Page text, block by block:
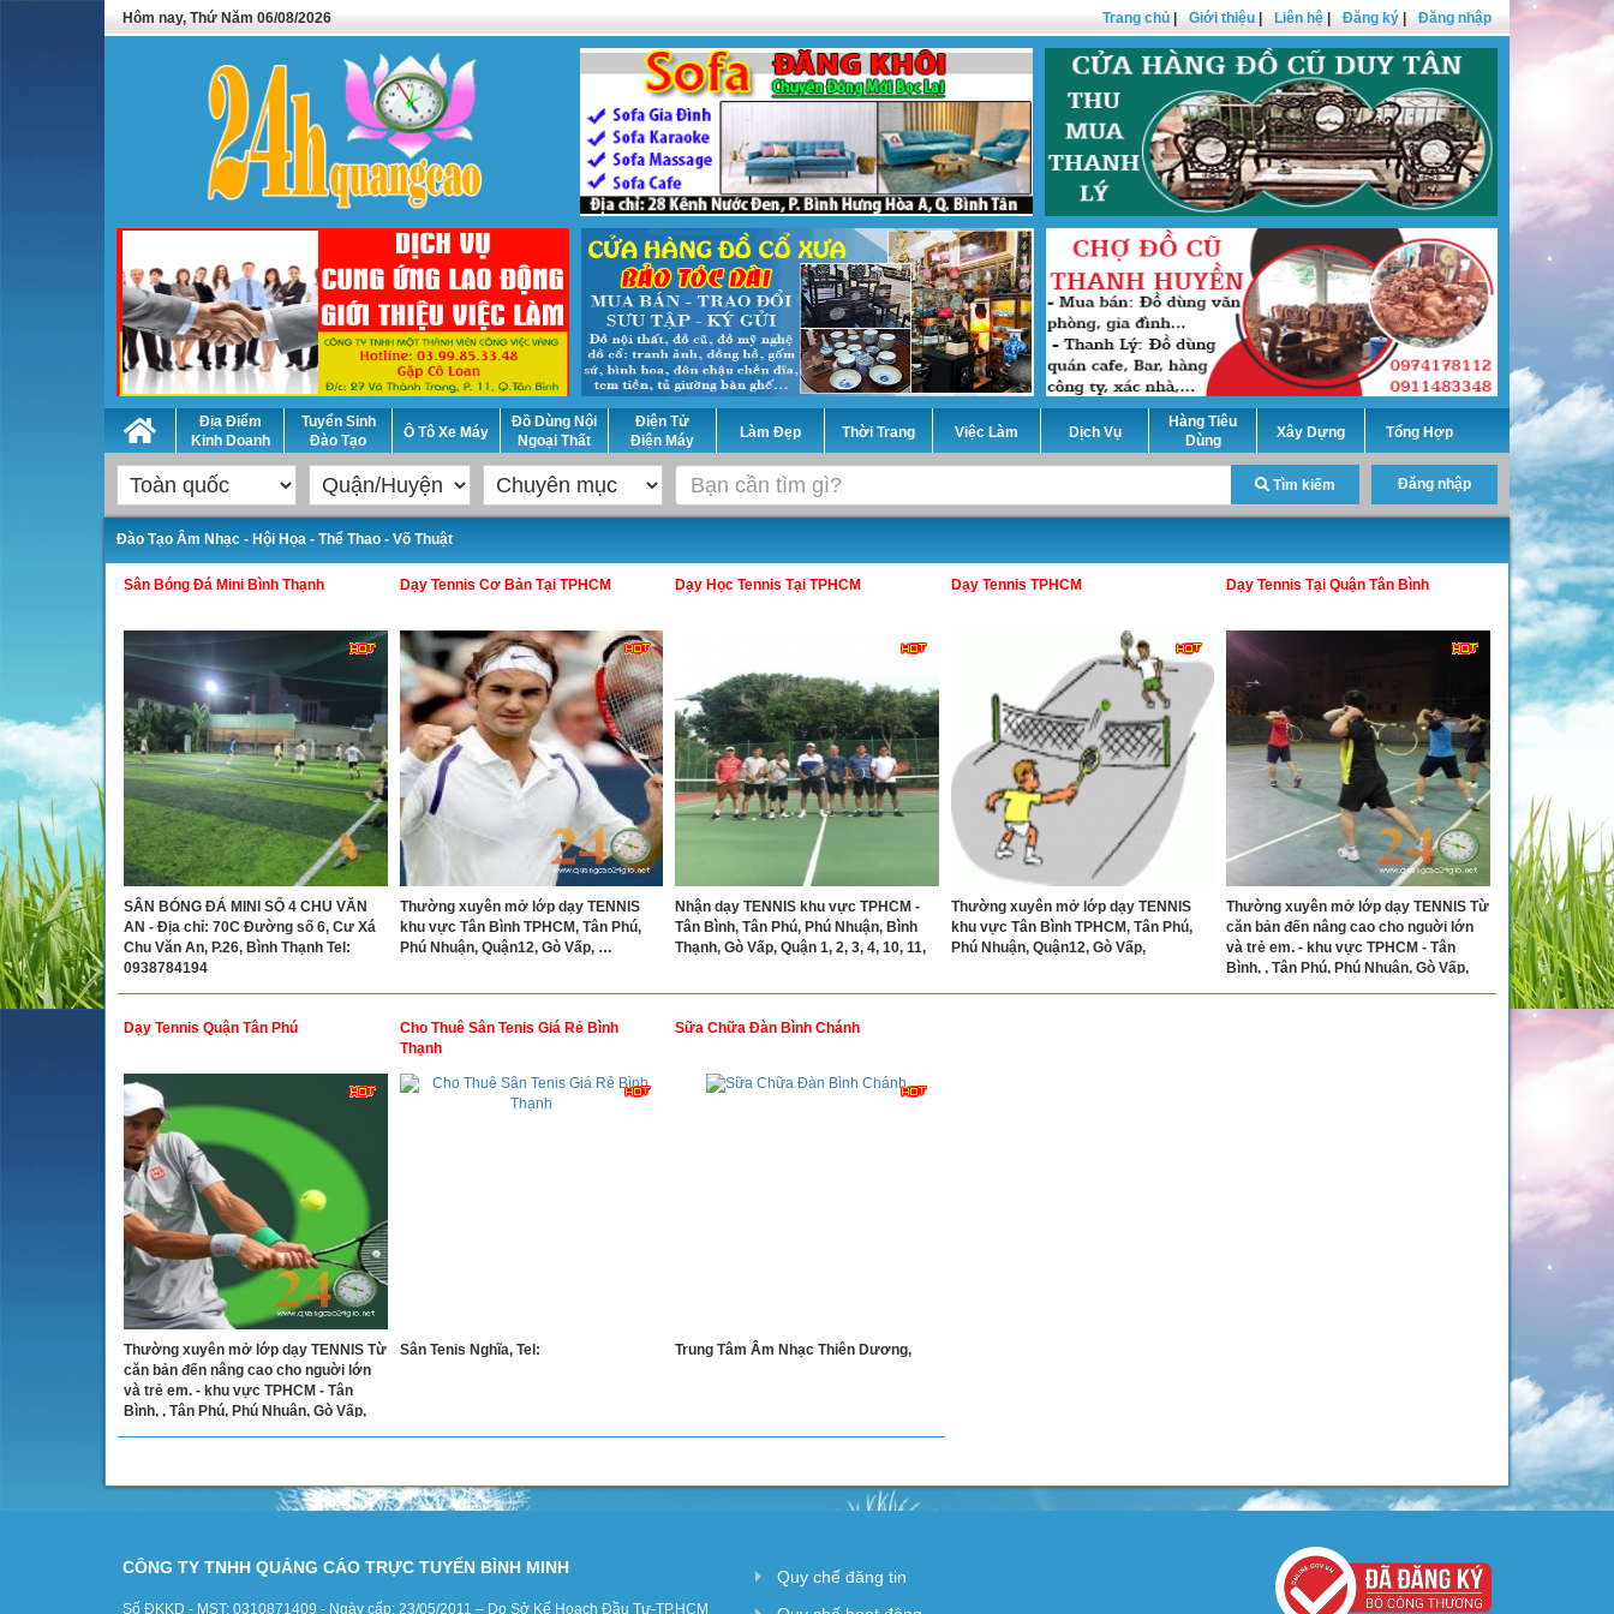
Hôm nay, Thứ Năm 06/08/2026 Trang chủ Giới thiệu Liên hệ Đăng ký Đăng nhập
Địa Điểm
Kinh Doanh
Tuyển Sinh
Đào Tạo
Ô Tô Xe Máy
Đồ Dùng Nội
Ngoại Thất
Điện Tử
Điện Máy
Làm Đẹp Thời Trang Việc Làm Dịch Vụ
Hàng Tiêu
Dùng
Xây Dựng Tổng Hợp
Tìm kiếm Đăng nhập
Đào Tạo Âm Nhạc - Hội Họa - Thể Thao - Võ Thuật
Sân Bóng Đá Mini Bình Thạnh
SÂN BÓNG ĐÁ MINI SỐ 4 CHU VĂN
AN - Địa chỉ: 70C Đường số 6, Cư Xá
Chu Văn An, P.26, Bình Thạnh Tel:
0938784194
Dạy Tennis Cơ Bản Tại TPHCM
Thường xuyên mở lớp dạy TENNIS
khu vực Tân Bình TPHCM, Tân Phú,
Phú Nhuận, Quận12, Gò Vấp, …
Dạy Học Tennis Tại TPHCM
Nhận dạy TENNIS khu vực TPHCM -
Tân Bình, Tân Phú, Phú Nhuận, Bình
Thạnh, Gò Vấp, Quận 1, 2, 3, 4, 10, 11,
Dạy Tennis TPHCM
Thường xuyên mở lớp dạy TENNIS
khu vực Tân Bình TPHCM, Tân Phú,
Phú Nhuận, Quận12, Gò Vấp,
Dạy Tennis Tại Quận Tân Bình
Thường xuyên mở lớp dạy TENNIS Từ
căn bản đến nâng cao cho nguời lớn
và trẻ em. - khu vực TPHCM - Tân
Bình, , Tân Phú, Phú Nhuận, Gò Vấp,
Dạy Tennis Quận Tân Phú
Thường xuyên mở lớp dạy TENNIS Từ
căn bản đến nâng cao cho nguời lớn
và trẻ em. - khu vực TPHCM - Tân
Bình, , Tân Phú, Phú Nhuận, Gò Vấp,
Cho Thuê Sân Tenis Giá Rẻ Bình
Thạnh
Sân Tenis Nghĩa, Tel:
Sữa Chữa Đàn Bình Chánh
Trung Tâm Âm Nhạc Thiên Dương,
CÔNG TY TNHH QUẢNG CÁO TRỰC TUYẾN BÌNH MINH
Số ĐKKD - MST: 0310871409 - Ngày cấp: 23/05/2011 – Do Sở Kế Hoạch Đầu Tư-TP.HCM
Quy chế đăng tin